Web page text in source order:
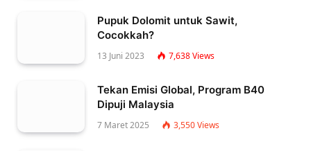
Pupuk Dolomit untuk Sawit,
Cocokkah?
13 Juni 2023 7,638Views
Tekan Emisi Global, Program B40
Dipuji Malaysia
7 Maret 2025 3,550Views